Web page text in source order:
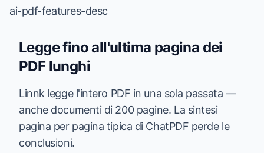
ai-pdf-features-desc
Legge fino all'ultima pagina dei
PDF lunghi
Linnk legge l'intero PDF in una sola passata —
anche documenti di 200 pagine. La sintesi
pagina per pagina tipica di ChatPDF perde le
conclusioni.